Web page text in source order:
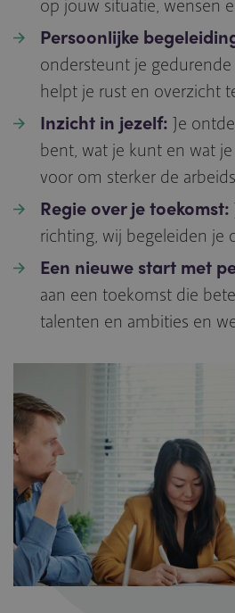
op jouw situatie, wensen
Persoonlijke
ondersteunt je
helpt je rust en overzicht
Inzicht in jezelf: Je
bent, wat je kunt en wat
voor om sterker de
Regie over je toekomst:
richting, wij begeleiden je
Een nieuwe start met
aan een toekomst die
talenten en ambities en